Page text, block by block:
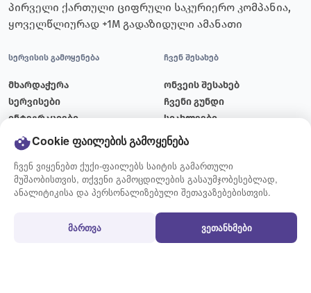
Cookie ფაილების გამოყენება
ჩვენ ვიყენებთ ქუქი-ფაილებს საიტის გამართული
მუშაობისთვის, თქვენი გამოცდილების გასაუმჯობესებლად,
ანალიტიკისა და პერსონალიზებული შეთავაზებებისთვის.
მართვა ვეთანხმები
პირველი ქართული ციფრული საკურიერო კომპანია,
ყოველწლიურად +1M გადაზიდული ამანათი
სერვისის გამოყენება
მხარდაჭერა
სერვისები
ინტეგრაციები
ტარიფები
მიწოდების გრაფიკი
ჩვენ შესახებ
ონვეის შესახებ
ჩვენი გუნდი
სიახლეები
ბლოგი
ვაკანსიები
კონტაქტი
გზავნილის მომზადების
წესები და პირობები
სამომხმარებლო